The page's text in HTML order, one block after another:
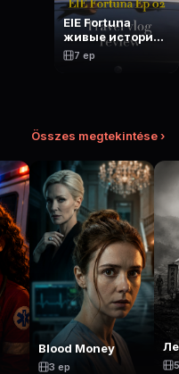
ElE Fortuna
живые истории
молодой
женщины
7 ep
Összes megtekintése ›
Blood Money
3 ep